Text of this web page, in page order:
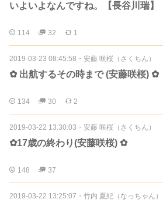
いよいよなんですね。【長谷川瑞】
114 32 1
2019-03-23 08:45:58 ・ 安藤 咲桜（さくちん）
✿ 出航するその時まで (安藤咲桜) ✿
134 30 2
2019-03-22 13:30:03 ・ 安藤 咲桜（さくちん）
✿17歳の終わり(安藤咲桜) ✿
148 37
2019-03-22 13:25:07 ・ 竹内 夏紀（なっちゃん）